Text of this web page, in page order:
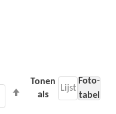
Tonen
als
Foto-
tabel
Lijst